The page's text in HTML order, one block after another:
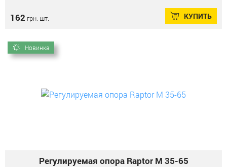
162 грн. шт. КУПИТЬ
Новинка
Регулируемая опора Raptor М 35-65